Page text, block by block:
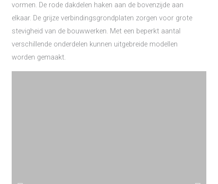
vormen. De rode dakdelen haken aan de bovenzijde aan
elkaar. De grijze verbindingsgrondplaten zorgen voor grote
stevigheid van de bouwwerken. Met een beperkt aantal
verschillende onderdelen kunnen uitgebreide modellen
worden gemaakt.